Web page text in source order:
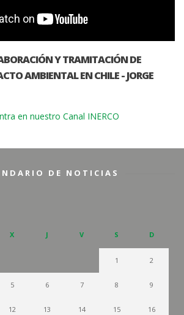
Y TRAMITACIÓN DE
AMBIENTAL EN CHILE - JORGE
en nuestro Canal INERCO
DE NOTICIAS
X J V S D
1 2
5 6 7 8 9
12 13 14 15 16